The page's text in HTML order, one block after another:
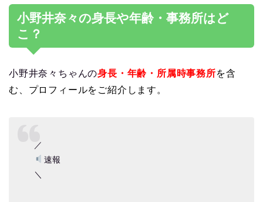
小野井奈々の身長や年齢・事務所はど
こ？
小野井奈々ちゃんの身長・ 年齢・所属時事務所を含
む、プロフィールをご紹介します。
／
速報
＼